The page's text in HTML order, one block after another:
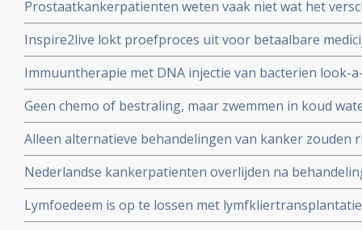
kanker veroorzaken.
Prostaatkankerpatienten weten vaak niet wat het
behandelingsopties voor hun eigen situatie met niet
realiseren zich onvoldoende wat de verschillende
zijn
Inspire2live lokt proefproces uit voor betaalbare
patentrecht: wat gaat voor?
Immuuntherapie met DNA injectie van bacterien look-
melanomen geeft uitstekende resultaten in
activering van immuunsysteem
Geen chemo of bestraling, maar zwemmen in koud
kiezen voor niet toxische aanpak, door NRC
Alleen alternatieve behandelingen van kanker zouden
hoger maken dan reguliere behandelingen.
Nederlandse kankerpatienten overlijden na
Ross in Bracht Duitsland.
Lymfoedeem is op te lossen met
borstkankerpatient Mirjam Bosgraaf in de Volkskrant